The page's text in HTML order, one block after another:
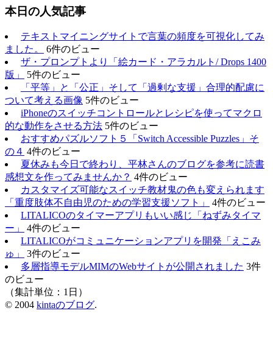
本日の人気記事
テキストマイニングサイトで言葉の頻度を可視化してみ
ました。
6件のビュー
ザ・プロンプトより「絵カード・アラカルト/ Drops 1400
版」
5件のビュー
「平等」と「公正」そして「過剰な支援」合理的配慮に
ついて考える画像 5件のビュー
iPhoneのスイッチコントロールとレシピを使ってマクロ
的な動作をさせる方法 5件のビュー
おすすめパズルソフト５「Switch Accessible Puzzles」そ
の４ 4件のビュー
夏休みも今日で終わり、平林さんのブログを参考に読書
感想文を作ってみませんか？ 4件のビュー
カスタマイズ可能なスイッチ教材鬼の色も変えられます
「重度肢体不自由児のための学習支援ソフト」
4件のビュー
LITALICOのタイマーアプリもいい感じ「ねずみタイマ
ー」
4件のビュー
LITALICOがコミュニケーションアプリを開発「えこみ
ゅ」
3件のビュー
多層指導モデルMIMのWebサイトが公開されました 3件
のビュー
（集計単位：1日）
© 2004 kintaのブログ.